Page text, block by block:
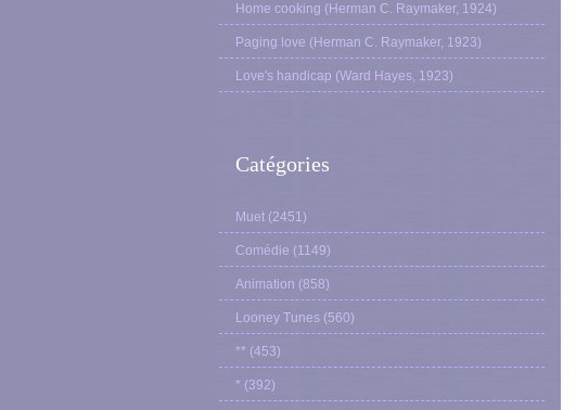
Home cooking (Herman C. Raymaker, 1924)
Paging love (Herman C. Raymaker, 1923)
Love's handicap (Ward Hayes, 1923)
Catégories
Muet (2451)
Comédie (1149)
Animation (858)
Looney Tunes (560)
** (453)
* (392)